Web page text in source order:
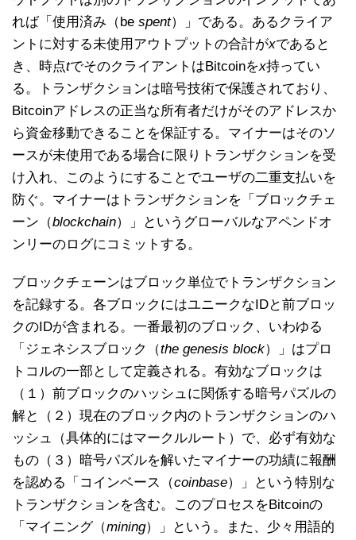
れば「使用済み（be spent）」である。あるクライア
ントに対する未使用アウトプットの合計がxであると
き、時点tでそのクライアントはBitcoinをx持ってい
る。トランザクションは暗号技術で保護されており、
Bitcoinアドレスの正当な所有者だけがそのアドレスか
ら資金移動できることを保証する。マイナーはそのソ
ースが未使用である場合に限りトランザクションを受
け入れ、このようにすることでユーザの二重支払いを
防ぐ。マイナーはトランザクションを「ブロックチェ
ーン（blockchain）」というグローバルなアペンドオ
ンリーのログにコミットする。
ブロックチェーンはブロック単位でトランザクション
を記録する。各ブロックにはユニークなIDと前ブロッ
クのIDが含まれる。一番最初のブロック、いわゆる
「ジェネシスブロック（the genesis block）」はプロ
トコルの一部として定義される。有効なブロックは
（１）前ブロックのハッシュに関係する暗号パズルの
解と（２）現在のブロック内のトランザクションのハ
ッシュ（具体的にはマークルルート）で、必ず有効な
もの（３）暗号パズルを解いたマイナーの功績に報酬
を認める「コインベース（coinbase）」という特別な
トランザクションを含む。このプロセスをBitcoinの
「マイニング（mining）」という。また、少々用語的